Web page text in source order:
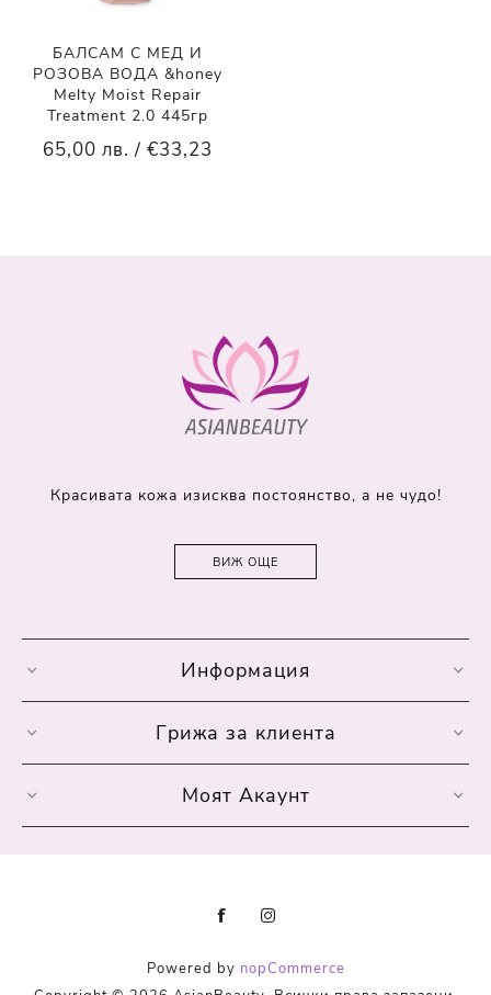
БАЛСАМ С МЕД И
РОЗОВА ВОДА &honey
Melty Moist Repair
Treatment 2.0 445гр
65,00 лв. / €33,23
Красивата кожа изисква постоянство, а не чудо!
ВИЖ ОЩЕ
Информация
Грижа за клиента
Моят Акаунт
Powered by nopCommerce